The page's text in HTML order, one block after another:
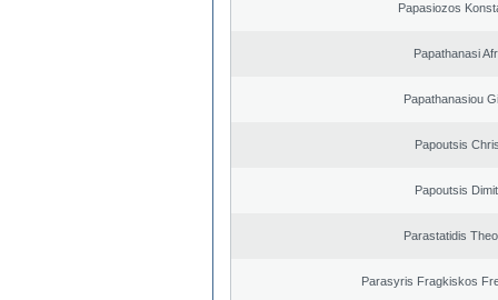
Papasiozos
Papathanasi
Papathanasiou
Papoutsis
Papoutsis
Parastatidis
Parasyris Fragkiskos